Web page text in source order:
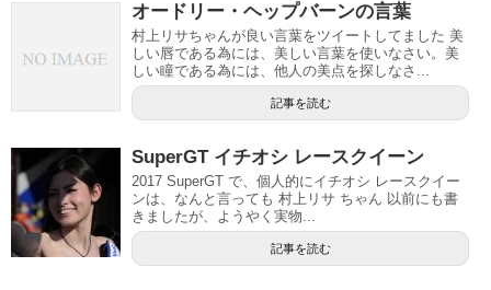
オードリー・ヘップバーンの言葉
村上リサちゃんが良い言葉をツイートしてました 美
しい唇である為には、美しい言葉を使いなさい。美
しい瞳である為には、他人の美点を探しなさ...
記事を読む
SuperGT イチオシ レースクイーン
2017 SuperGT で、個人的にイチオシ レースクイー
ンは、なんと言っても 村上リサ ちゃん 以前にも書
きましたが、ようやく実物...
記事を読む